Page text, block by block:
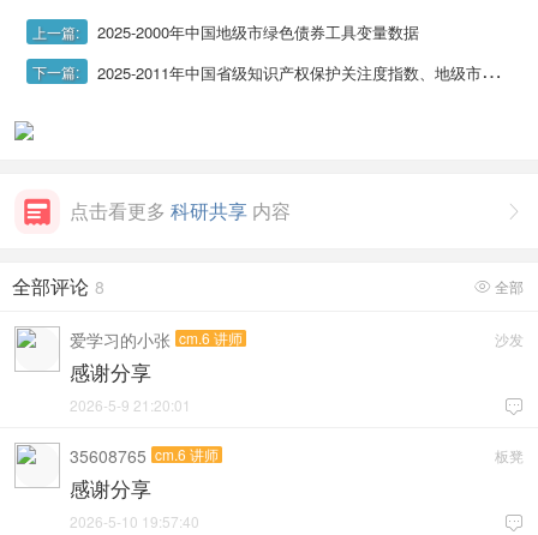
上一篇: 2025-2000年中国地级市绿色债券工具变量数据
下一篇: 2025-2011年中国省级知识产权保护关注度指数、地级市城市知识产权百度指数数据（百度指数、知识产区保护百度指数等）

点击看更多 科研共享 内容
 全部
全部评论 8
沙发
爱学习的小张 cm.6 讲师
感谢分享

2026-5-9 21:20:01
板凳
35608765 cm.6 讲师
感谢分享

2026-5-10 19:57:40